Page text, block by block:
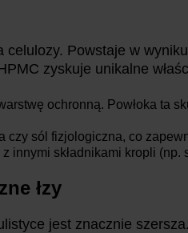
Powstaje w
zyskuje unikalne
ochronną. Powłoka ta
sól fizjologiczna, co
składnikami kropli
łzy
jest znacznie szersza.